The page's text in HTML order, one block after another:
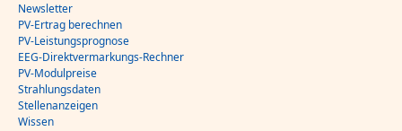
Newsletter
PV-Ertrag berechnen
PV-Leistungsprognose
EEG-Direktvermarkungs-Rechner
PV-Modulpreise
Strahlungsdaten
Stellenanzeigen
Wissen